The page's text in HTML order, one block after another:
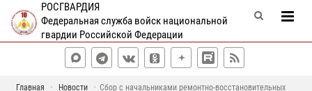
РОСГВАРДИЯ
Федеральная служба войск национальной
гвардии Российской Федерации
Главная Новости
Сбор с начальниками ремонтно-восстановительных